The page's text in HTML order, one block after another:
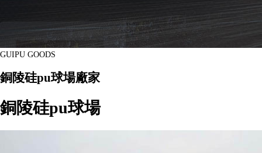
GUIPU GOODS
銅陵硅pu球場廠家
銅陵硅pu球場